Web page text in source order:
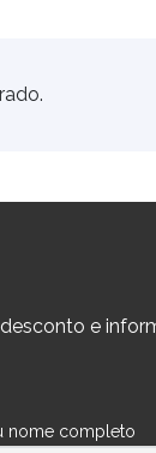
e
nome completo